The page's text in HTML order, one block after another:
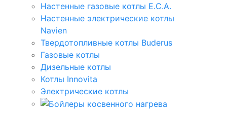
Настенные газовые котлы E.C.A.
Настенные электрические котлы
Navien
Твердотопливные котлы Buderus
Газовые котлы
Дизельные котлы
Котлы Innovita
Электрические котлы